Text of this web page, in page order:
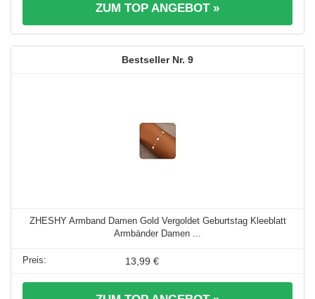
ZUM TOP ANGEBOT »
9
ZHESHY Armband Damen Gold Vergoldet Geburtstag Kleeblatt
Armbänder Damen ...
13,99 €